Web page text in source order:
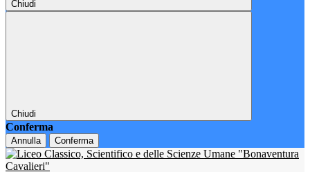
Chiudi
Chiudi
Conferma
Annulla Conferma